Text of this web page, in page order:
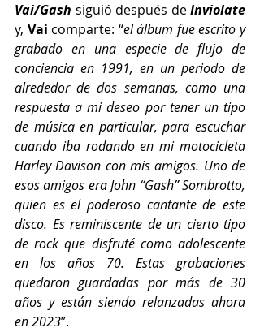
Vai/Gash siguió después de
y, Vai comparte: “el álbum fue escrito y
grabado en una especie de flujo de
conciencia en 1991, en un periodo de
alrededor de dos semanas, como una
respuesta a mi deseo por tener un tipo
de música en particular, para escuchar
cuando iba rodando en mi motocicleta
Harley Davison con mis amigos. Uno de
esos amigos era John “Gash” Sombrotto,
quien es el poderoso cantante de este
disco. Es reminiscente de un cierto tipo
de rock que disfruté como adolescente
en los años 70. Estas grabaciones
quedaron guardadas por más de 30
años y están siendo relanzadas ahora
en 2023”.